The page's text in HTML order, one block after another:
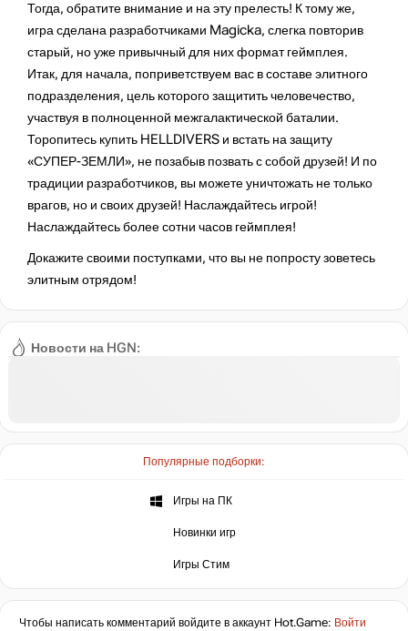
Новости на HGN:
Популярные подборки:
Игры на ПК
Новинки игр
Игры Стим
Тогда, обратите внимание и на эту прелесть! К тому же,
игра сделана разработчиками Magicka, слегка повторив
старый, но уже привычный для них формат геймплея.
Итак, для начала, поприветствуем вас в составе элитного
подразделения, цель которого защитить человечество,
участвуя в полноценной межгалактической баталии.
Торопитесь купить HELLDIVERS и встать на защиту
«СУПЕР-ЗЕМЛИ», не позабыв позвать с собой друзей! И по
традиции разработчиков, вы можете уничтожать не только
врагов, но и своих друзей! Наслаждайтесь игрой!
Наслаждайтесь более сотни часов геймплея!
Докажите своими поступками, что вы не попросту зоветесь
элитным отрядом!
Чтобы написать комментарий войдите в аккаунт Hot.Game: Войти